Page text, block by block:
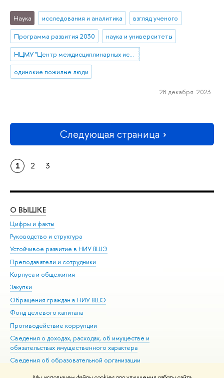
Наука исследования и аналитика
взгляд ученого
Программа развития 2030
наука и университеты
НЦМУ "Центр междисциплинарных исследований человеческого потенциала"
одинокие пожилые люди
28 декабря 2023
Следующая страница
1 2 3
О ВЫШКЕ
Цифры и факты
Руководство и структура
Устойчивое развитие в НИУ ВШЭ
Преподаватели и сотрудники
Корпуса и общежития
Закупки
Обращения граждан в НИУ ВШЭ
Фонд целевого капитала
Противодействие коррупции
Сведения о доходах, расходах, об имуществе и
обязательствах имущественного характера
Сведения об образовательной организации
Людям с ограниченными возможностями здоровья